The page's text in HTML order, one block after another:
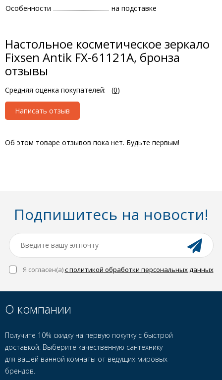
Особенности
на подставке
Настольное косметическое зеркало
Fixsen Antik FX-61121A, бронза
отзывы
Средняя оценка покупателей: (0)
Написать отзыв
Об этом товаре отзывов пока нет. Будьте первым!
Подпишитесь на новости!
Я согласен(a)с политикой обработки персональных данных
О компании
Получите 10% скидку на первую покупку с быстрой
доставкой. Выберите качественную сантехнику
для вашей ванной комнаты от ведущих мировых
брендов.